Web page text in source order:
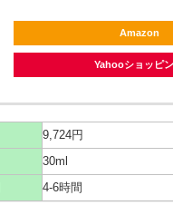
Amazon
Yahooショッピ
9,724円
30ml
4-6時間